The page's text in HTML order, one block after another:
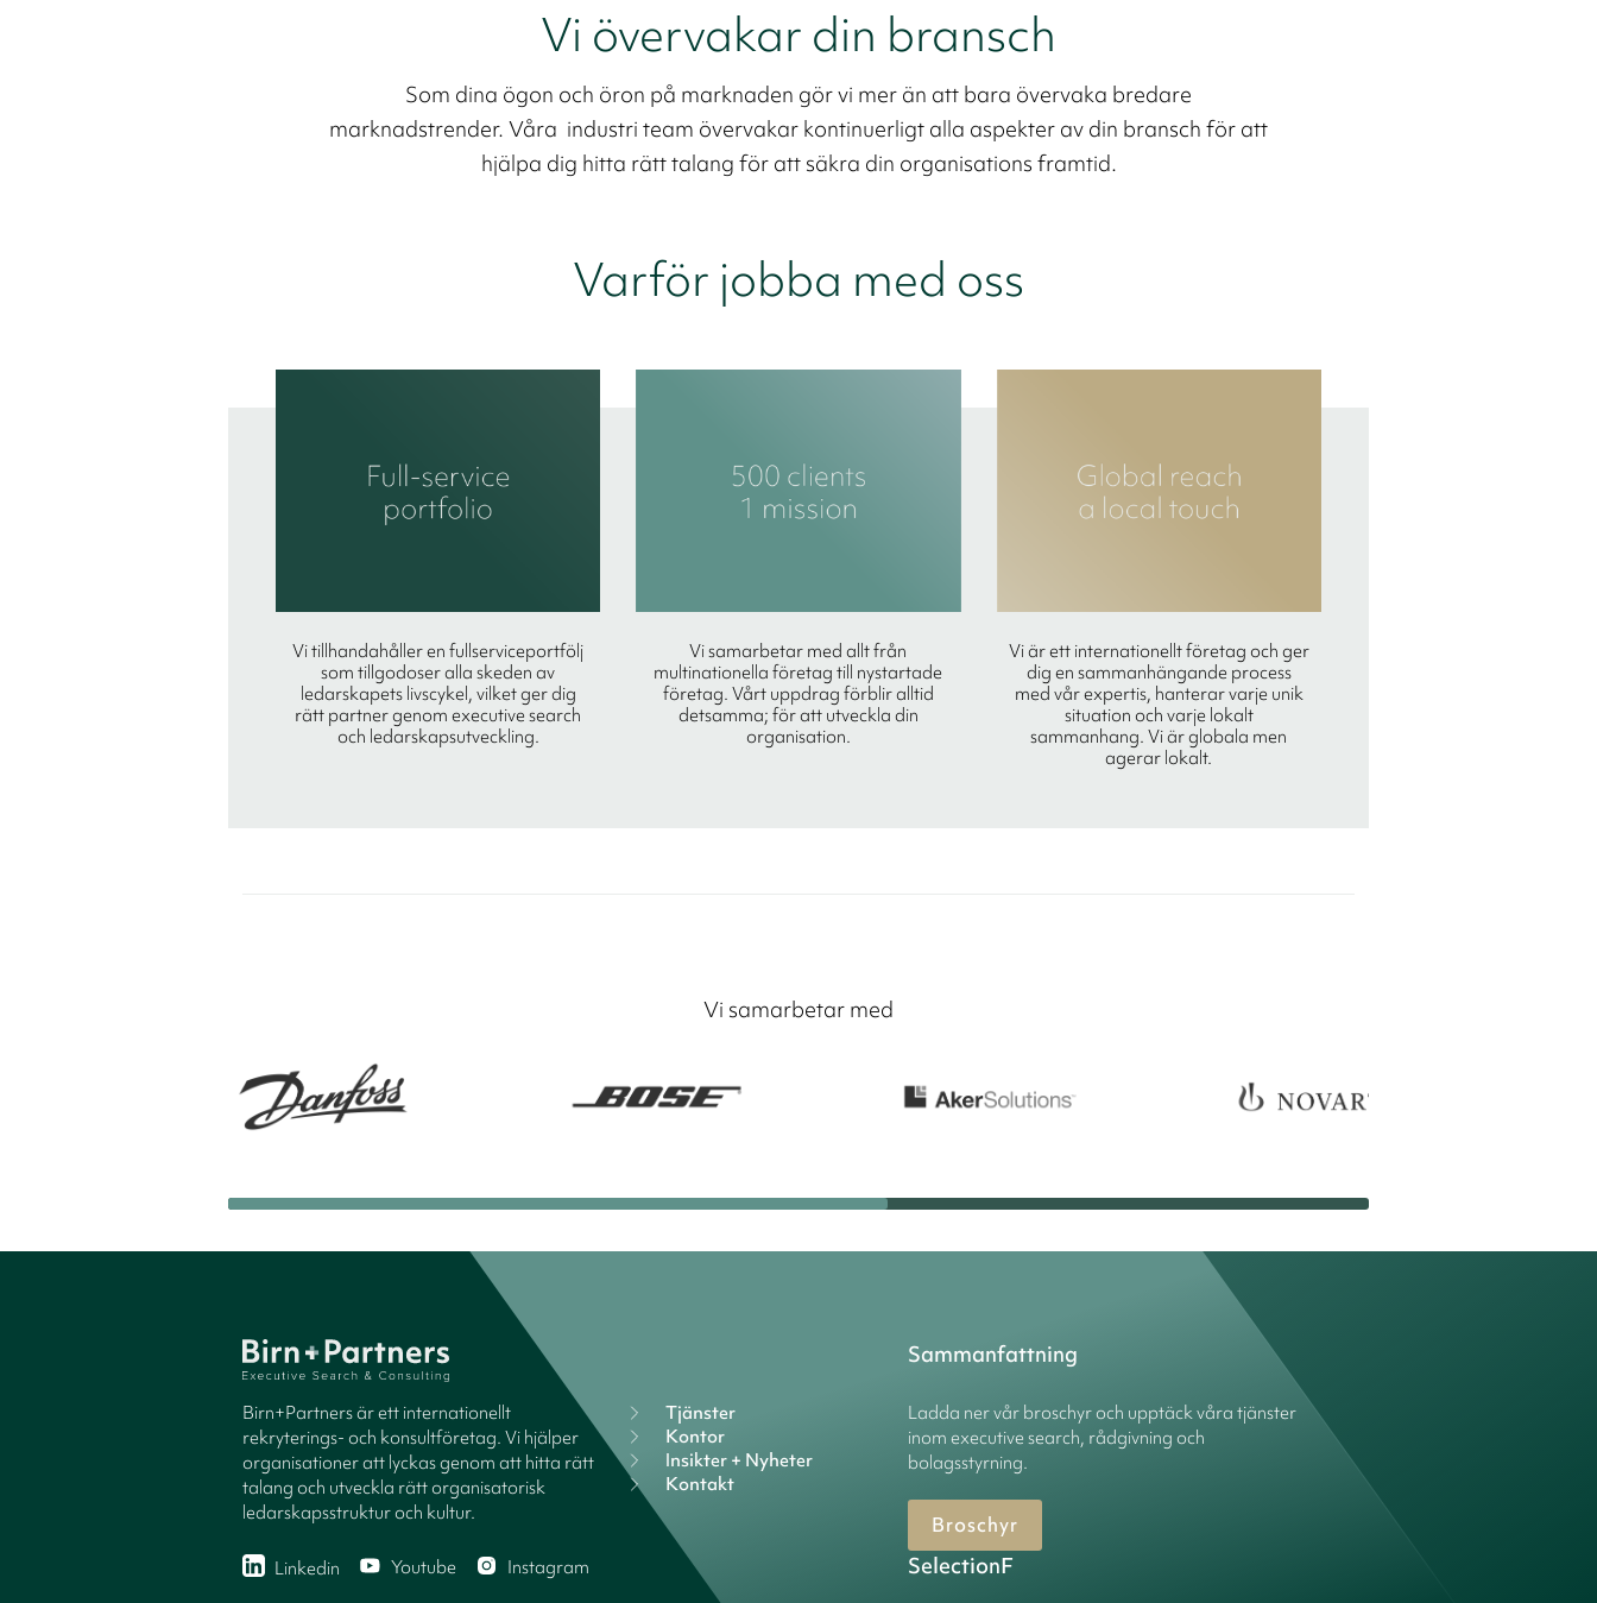
Vi övervakar din bransch
Som dina ögon och öron på marknaden gör vi mer än att bara övervaka bredare
marknadstrender. Våra industri team övervakar kontinuerligt alla aspekter av din bransch för att
hjälpa dig hitta rätt talang för att säkra din organisations framtid.
Varför jobba med oss
Vi tillhandahåller en fullserviceportfölj
som tillgodoser alla skeden av
ledarskapets livscykel, vilket ger dig
rätt partner genom executive search
och ledarskapsutveckling.
Vi samarbetar med allt från
multinationella företag till nystartade
företag. Vårt uppdrag förblir alltid
detsamma; för att utveckla din
organisation.
Vi är ett internationellt företag och ger
dig en sammanhängande process
med vår expertis, hanterar varje unik
situation och varje lokalt
sammanhang. Vi är globala men
agerar lokalt.
Vi samarbetar med
Birn+Partners är ett internationellt
rekryterings- och konsultföretag. Vi hjälper
organisationer att lyckas genom att hitta rätt
talang och utveckla rätt organisatorisk
ledarskapsstruktur och kultur.
Linkedin Youtube Instagram
Tjänster
Kontor
Insikter + Nyheter
Kontakt
Sammanfattning
Ladda ner vår broschyr och upptäck våra tjänster
inom executive search, rådgivning och
bolagsstyrning.
Broschyr
SelectionF